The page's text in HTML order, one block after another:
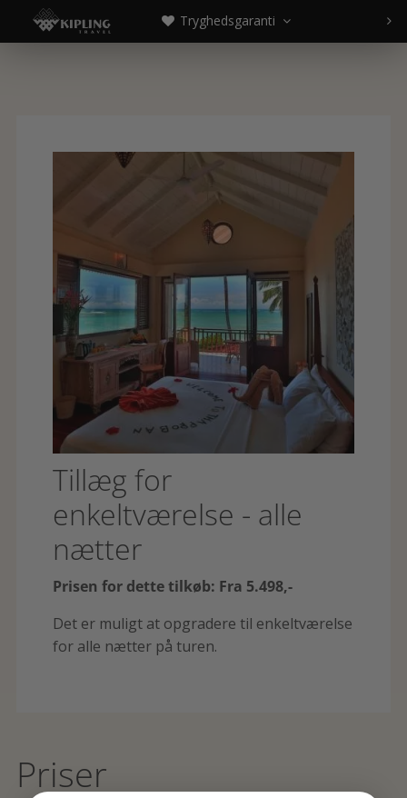
 Tryghedsgaranti  
Tillæg for
enkeltværelse - alle
nætter
Prisen for dette tilkøb: Fra 5.498,-
Det er muligt at opgradere til enkeltværelse
for alle nætter på turen.
Priser